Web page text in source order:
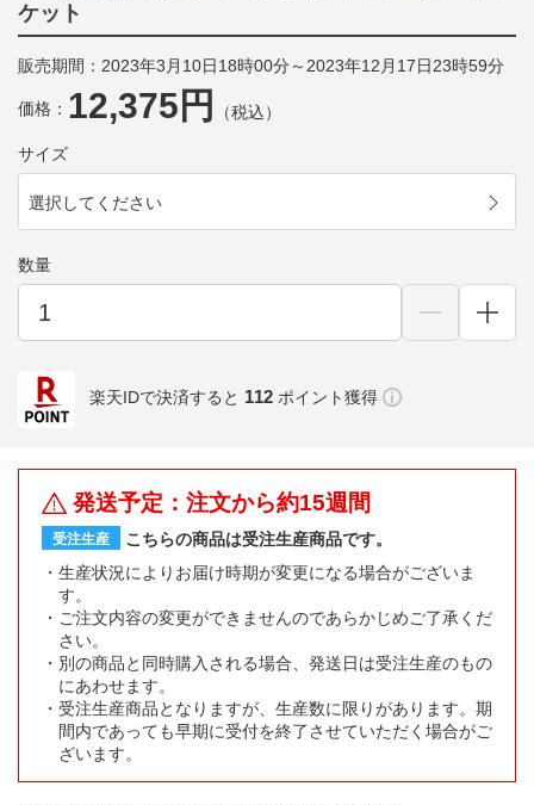
ケット
販売期間：2023年3月10日18時00分～2023年12月17日23時59分
価格： 12,375円 （税込）
サイズ
選択してください
数量
楽天IDで決済すると 112 ポイント獲得
発送予定：注文から約15週間
受注生産
こちらの商品は受注生産商品です。
生産状況によりお届け時期が変更になる場合がございま
す。
ご注文内容の変更ができませんのであらかじめご了承くだ
さい。
別の商品と同時購入される場合、発送日は受注生産のもの
にあわせます。
受注生産商品となりますが、生産数に限りがあります。期
間内であっても早期に受付を終了させていただく場合がご
ざいます。